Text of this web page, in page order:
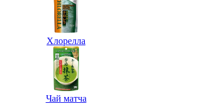
Хлорелла
Чай матча